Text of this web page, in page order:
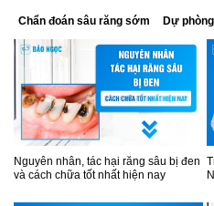
Chẩn đoán sâu răng sớm Dự
Nguyên nhân, tác hại răng sâu bị đen
và cách chữa tốt nhất hiện nay